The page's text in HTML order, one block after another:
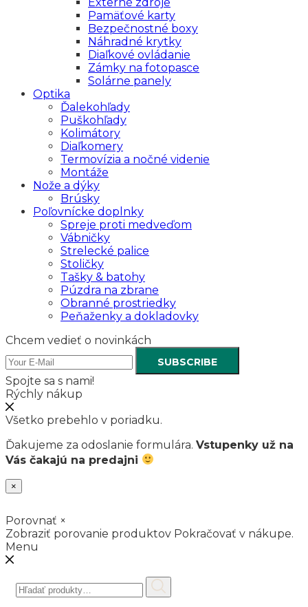
Pamäťové karty
Bezpečnostné boxy
Náhradné krytky
Diaľkové ovládanie
Zámky na fotopasce
Solárne panely
Optika
Ďalekohľady
Puškohľady
Kolimátory
Diaľkomery
Termovízia a nočné videnie
Montáže
Nože a dýky
Brúsky
Poľovnícke doplnky
Spreje proti medveďom
Vábničky
Strelecké palice
Stoličky
Tašky & batohy
Púzdra na zbrane
Obranné prostriedky
Peňaženky a dokladovky
Chcem vedieť o novinkách
SUBSCRIBE
Spojte sa s nami!
Rýchly nákup
Všetko prebehlo v poriadku.
Ďakujeme za odoslanie formulára. Vstupenky už na
Vás čakajú na predajni
×
Porovnať ×
Zobraziť porovanie produktov Pokračovať v nákupe.
Menu
Hľadať: